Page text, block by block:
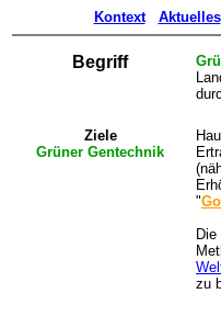
Kontext Aktuelles
Begriff
Ziele
Grüner Gentechnik
"
zu